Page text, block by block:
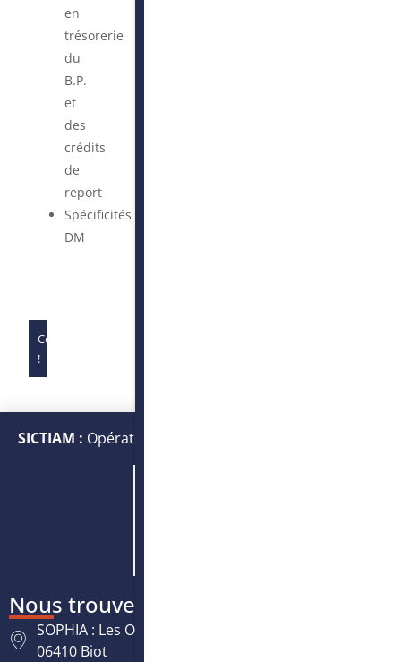
en
trésorerie
du
B.P.
et
des
crédits
de
report
Spécificités
DM
Complet
!
SICTIAM : Opérateur public de services numériques et
Nous trouver
SOPHIA : Les Oréades, 125 rue des Amandiers,
06410 Biot